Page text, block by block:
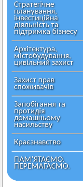
Стратегічне
планування,
інвестиційна
діяльність та
підтримка бізнесу
Архітектура,
містобудування,
цивільний захист
Захист прав
споживачів
Запобігання та
протидія
домашньому
насильству
Краєзнавство
ПАМ’ЯТАЄМО.
ПЕРЕМАГАЄМО.